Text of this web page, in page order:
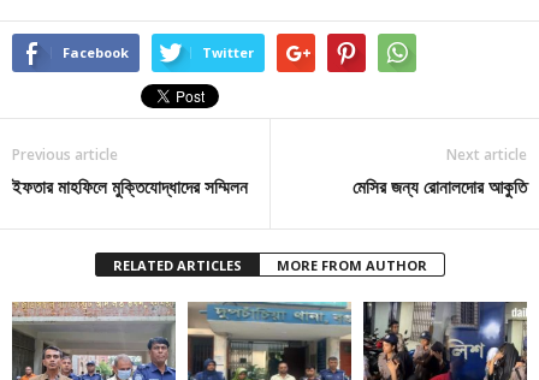
Facebook Twitter
Previous article
ইফতার মাহফিলে মুক্তিযোদ্ধাদের সম্মিলন
Next article
মেসির জন্য রোনালদোর আকুতি
RELATED ARTICLES MORE FROM AUTHOR